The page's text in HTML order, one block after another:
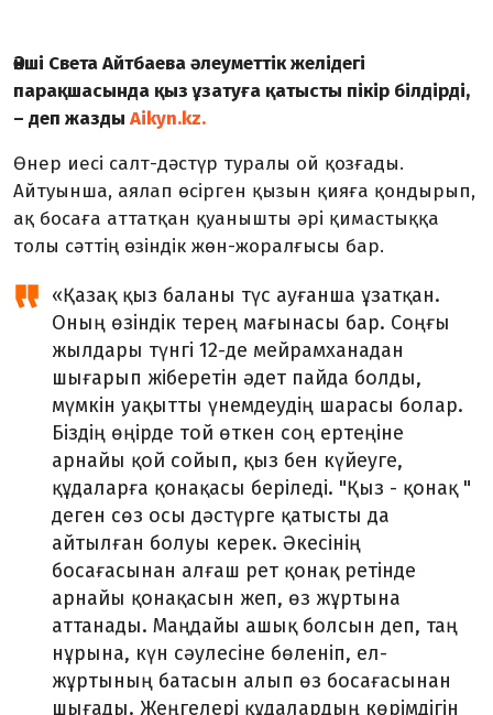
Әнші Света Айтбаева әлеуметтік желідегі
парақшасында қыз ұзатуға қатысты пікір білдірді,
– деп жазды Aikyn.kz.
Өнер иесі салт-дәстүр туралы ой қозғады.
Айтуынша, аялап өсірген қызын қияға қондырып,
ақ босаға аттатқан қуанышты әрі қимастыққа
толы сәттің өзіндік жөн-жоралғысы бар.
«Қазақ қыз баланы түс ауғанша ұзатқан.
Оның өзіндік терең мағынасы бар. Соңғы
жылдары түнгі 12-де мейрамханадан
шығарып жіберетін әдет пайда болды,
мүмкін уақытты үнемдеудің шарасы болар.
Біздің өңірде той өткен соң ертеңіне
арнайы қой сойып, қыз бен күйеуге,
құдаларға қонақасы беріледі. "Қыз - қонақ "
деген сөз осы дәстүрге қатысты да
айтылған болуы керек. Әкесінің
босағасынан алғаш рет қонақ ретінде
арнайы қонақасын жеп, өз жұртына
аттанады. Маңдайы ашық болсын деп, таң
нұрына, күн сәулесіне бөленіп, ел-
жұртының батасын алып өз босағасынан
шығады. Жеңгелері құдалардың көрімдігін